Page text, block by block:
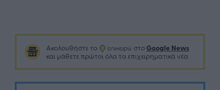
Ακολουθήστε το στο Google News
και μάθετε πρώτοι όλα τα επιχειρηματικά νέα